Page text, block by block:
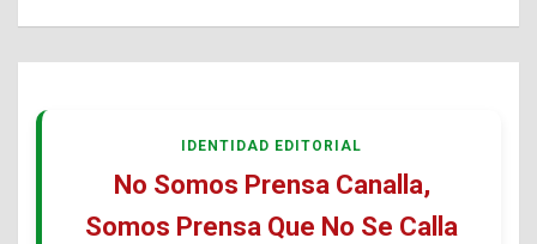
IDENTIDAD EDITORIAL
No Somos Prensa Canalla,
Somos Prensa Que No Se Calla